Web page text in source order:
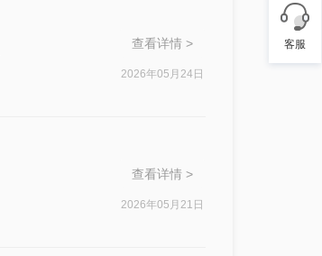
查看详情 >
2026年05月24日
查看详情 >
2026年05月21日
客服